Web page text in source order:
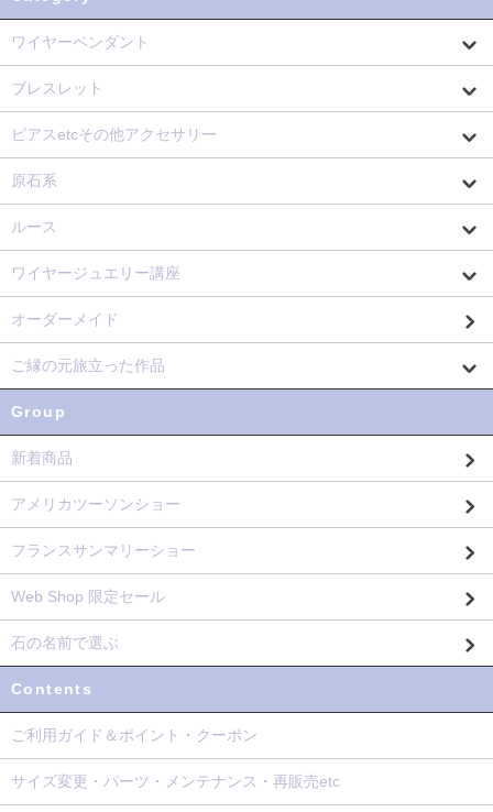
ワイヤーペンダント
ブレスレット
ピアスetcその他アクセサリー
原石系
ルース
ワイヤージュエリー講座
オーダーメイド
ご縁の元旅立った作品
Group
新着商品
アメリカツーソンショー
フランスサンマリーショー
Web Shop 限定セール
石の名前で選ぶ
Contents
ご利用ガイド＆ポイント・クーポン
サイズ変更・パーツ・メンテナンス・再販売etc